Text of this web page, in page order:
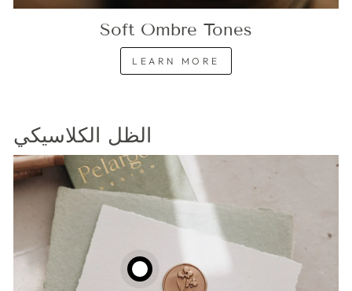
Soft Ombre Tones
LEARN MORE
الظل الكلاسيكي